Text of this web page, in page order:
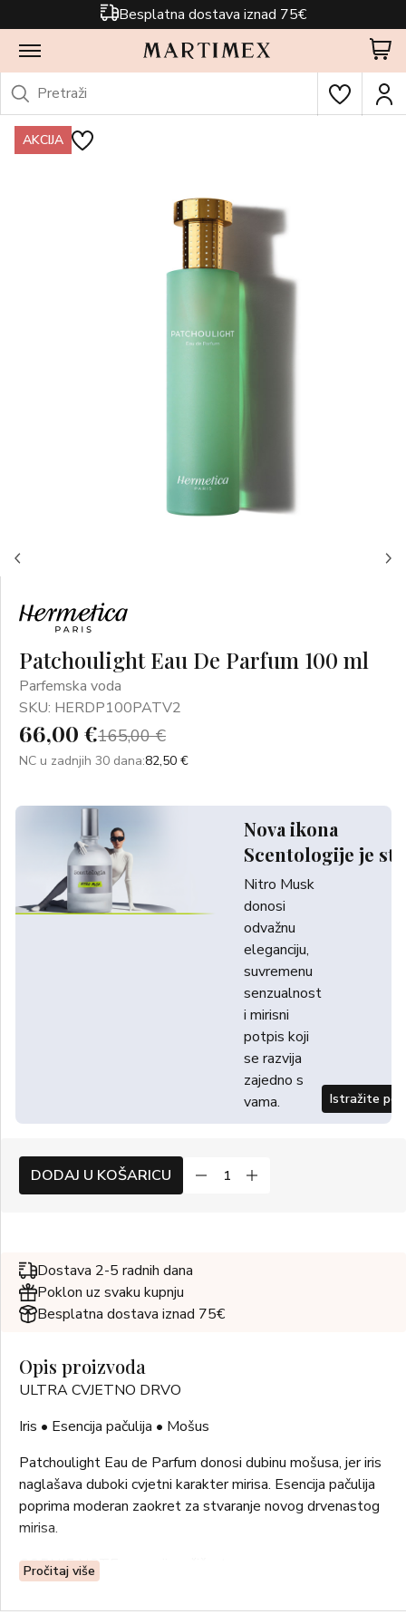
Besplatna dostava iznad 75€
AKCIJA
Patchoulight Eau De Parfum 100 ml
Parfemska voda
SKU: HERDP100PATV2
66,00 €165,00 €
NC u zadnjih 30 dana:82,50 €
Nova ikona
Scentologije je
Nitro Musk
donosi
odvažnu
eleganciju,
suvremenu
senzualnost
i mirisni
potpis koji
se razvija
zajedno s
vama.
Istražite
DODAJ U KOŠARICU
Dostava 2-5 radnih dana
Poklon uz svaku kupnju
Besplatna dostava iznad 75€
Opis proizvoda
ULTRA CVJETNO DRVO
Iris • Esencija pačulija • Mošus
Patchoulight Eau de Parfum donosi dubinu mošusa, jer iris
naglašava duboki cvjetni karakter mirisa. Esencija pačulija
poprima moderan zaokret za stvaranje novog drvenastog
mirisa.
GORNJE NOTE: esencija ružičastog papra
Pročitaj više